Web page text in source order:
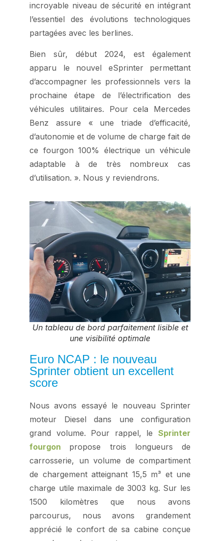
incroyable niveau de sécurité en intégrant
l’essentiel des évolutions technologiques
partagées avec les berlines.
Bien sûr, début 2024, est également
apparu le nouvel eSprinter permettant
d’accompagner les professionnels vers la
prochaine étape de l’électrification des
véhicules utilitaires. Pour cela Mercedes
Benz assure « une triade d’efficacité,
d’autonomie et de volume de charge fait de
ce fourgon 100% électrique un véhicule
adaptable à de très nombreux cas
d’utilisation. ». Nous y reviendrons.
Un tableau de bord parfaitement lisible et
une visibilité optimale
Euro NCAP : le nouveau
Sprinter obtient un excellent
score
Nous avons essayé le nouveau Sprinter
moteur Diesel dans une configuration
grand volume. Pour rappel, le Sprinter
fourgon
propose trois longueurs de
carrosserie, un volume de compartiment
de chargement atteignant 15,5 m³ et une
charge utile maximale de 3003 kg. Sur les
1500 kilomètres que nous avons
parcourus, nous avons grandement
apprécié le confort de sa cabine conçue